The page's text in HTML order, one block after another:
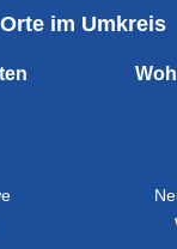
Orte im Umkreis